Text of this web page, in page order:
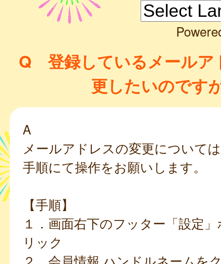
Q 登録しているメールア
更したいのです
A
メールアドレスの変更について
手順にて操作をお願いします。
【手順】
１．画面右下のフッター「設定
リック